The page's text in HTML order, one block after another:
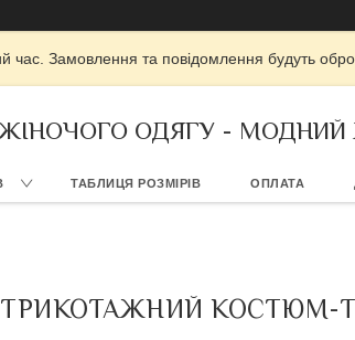
час. Замовлення та повідомлення будуть
ЖІНОЧОГО ОДЯГУ - МОДНИЙ
ТАБЛИЦЯ РОЗМІРІВ ОПЛАТА
КОСТЮМ-